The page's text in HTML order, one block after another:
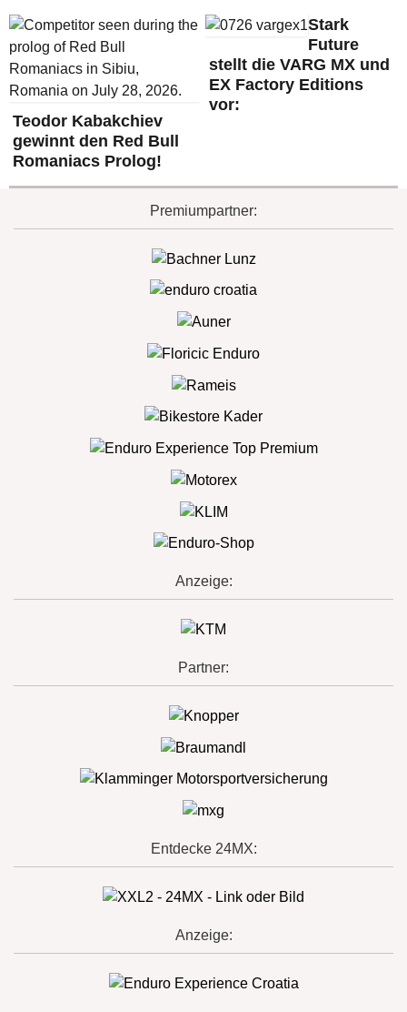
Teodor Kabakchiev
gewinnt den Red Bull
Romaniacs Prolog!
Stark
Future
stellt die VARG MX und
EX Factory Editions
vor:
Premiumpartner:
Anzeige:
Partner:
Entdecke 24MX:
Anzeige: